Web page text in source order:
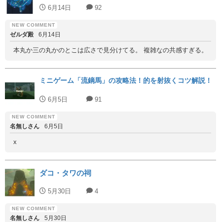
6月14日 92
ゼルダ殿 6月14日
本丸か三の丸かのとこは広さで見分けてる。 複雑なの共感すぎる。
ミニゲーム「流鏑馬」の攻略法！的を射抜くコツ解説！
6月5日 91
名無しさん 6月5日
x
ダコ・タワの祠
5月30日 4
名無しさん 5月30日